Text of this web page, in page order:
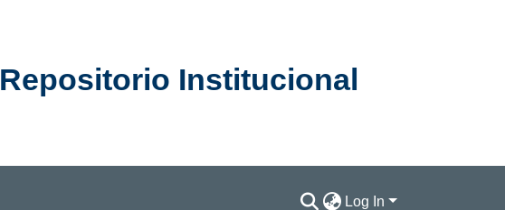
Repositorio Institucional
Log In